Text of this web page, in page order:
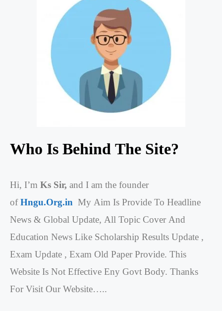
Who Is Behind The Site?
Hi, I’m Ks Sir, and I am the founder
ofHngu.Org.in My Aim Is Provide To Headline
News & Global Update, All Topic Cover And
Education News Like Scholarship Results Update ,
Exam Update , Exam Old Paper Provide. This
Website Is Not Effective Eny Govt Body. Thanks
For Visit Our Website…..